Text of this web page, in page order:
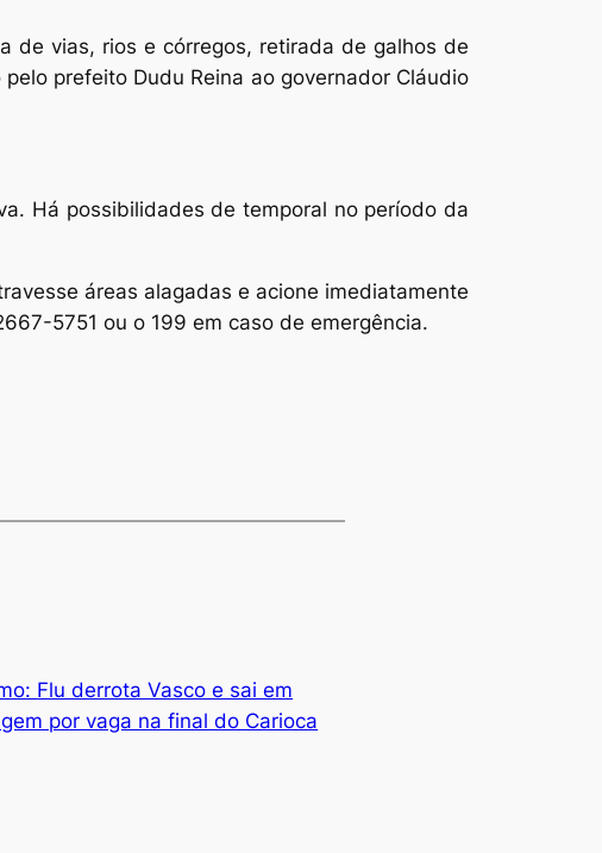
de vias, rios e córregos, retirada de galhos de
prefeito Dudu Reina ao governador Cláudio
Há possibilidades de temporal no período da
áreas alagadas e acione imediatamente
5751 ou o 199 em caso de emergência.
Flu derrota Vasco e sai em
por vaga na final do Carioca